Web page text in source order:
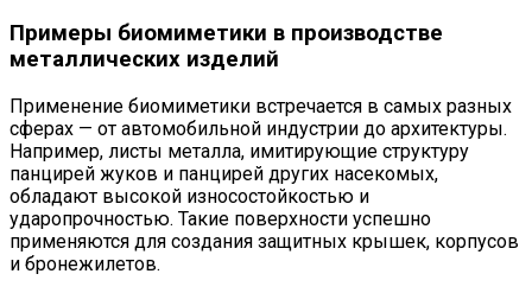
Примеры биомиметики в производстве
металлических изделий
Применение биомиметики встречается в самых разных
сферах — от автомобильной индустрии до архитектуры.
Например, листы металла, имитирующие структуру
панцирей жуков и панцирей других насекомых,
обладают высокой износостойкостью и
ударопрочностью. Такие поверхности успешно
применяются для создания защитных крышек, корпусов
и бронежилетов.